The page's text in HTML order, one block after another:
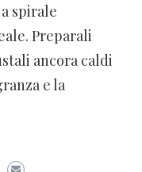
spirale
Preparali
ancora caldi
e la